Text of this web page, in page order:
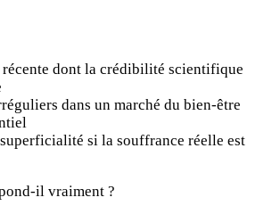
dont la crédibilité scientifique
dans un marché du bien-être
si la souffrance réelle est
il vraiment ?